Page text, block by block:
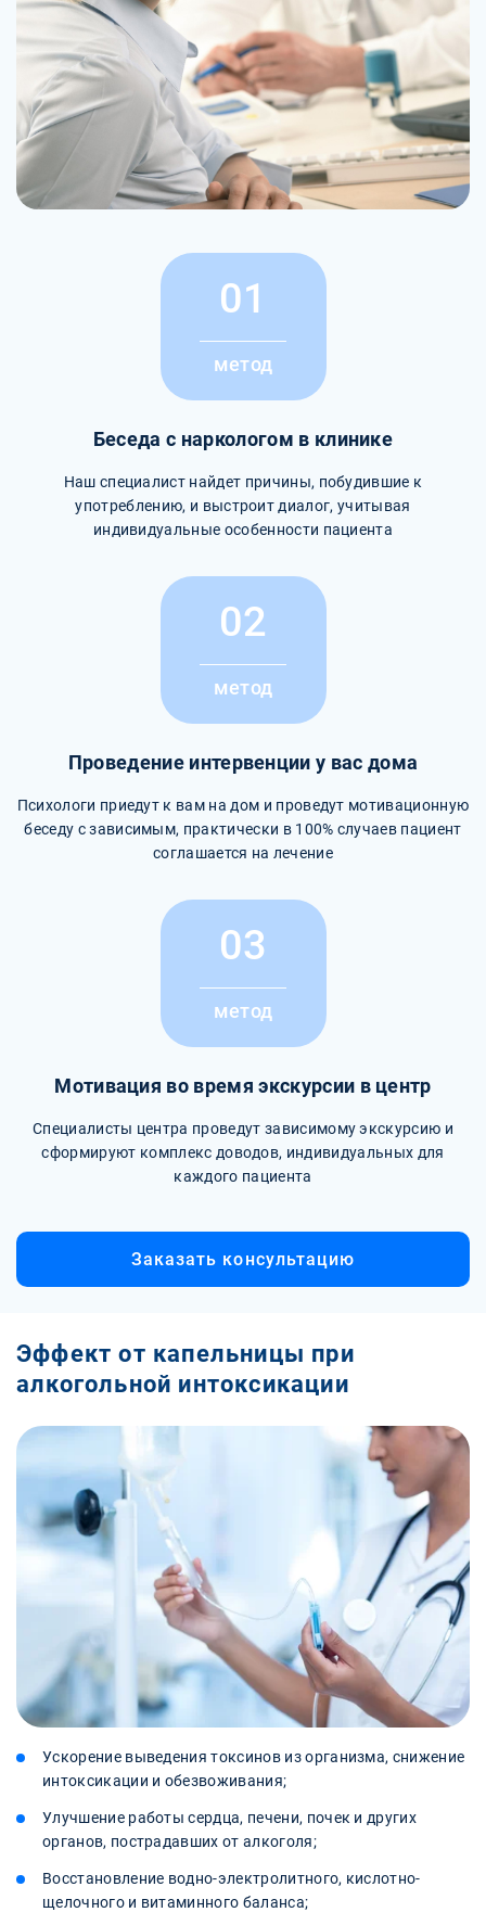
01
метод
Беседа с наркологом в клинике
Наш специалист найдет причины, побудившие к
употреблению, и выстроит диалог, учитывая
индивидуальные особенности пациента
02
метод
Проведение интервенции у вас дома
Психологи приедут к вам на дом и проведут мотивационную
беседу с зависимым, практически в 100% случаев пациент
соглашается на лечение
03
метод
Мотивация во время экскурсии в центр
Специалисты центра проведут зависимому экскурсию и
сформируют комплекс доводов, индивидуальных для
каждого пациента
Заказать консультацию
Эффект от капельницы при
алкогольной интоксикации
Ускорение выведения токсинов из организма, снижение
интоксикации и обезвоживания;
Улучшение работы сердца, печени, почек и других
органов, пострадавших от алкоголя;
Восстановление водно-электролитного, кислотно-
щелочного и витаминного баланса;